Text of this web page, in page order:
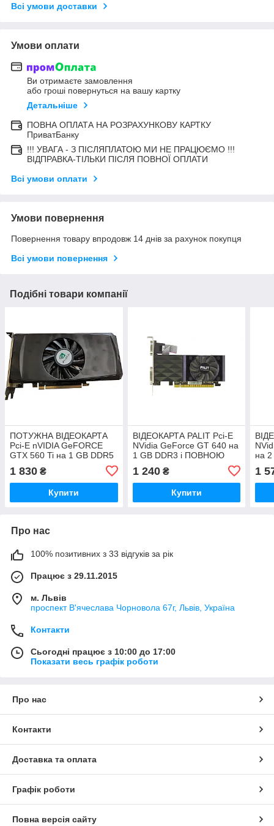
Всі умови доставки
Умови оплати
Ви отримаєте замовлення
або гроші повернуться на вашу картку
Детальніше
ПОВНА ОПЛАТА НА РОЗРАХУНКОВУ КАРТКУ
ПриватБанку
!!! УВАГА - З ПІСЛЯПЛАТОЮ МИ НЕ ПРАЦЮЄМО !!!
ВІДПРАВКА-ТІЛЬКИ ПІСЛЯ ПОВНОЇ ОПЛАТИ
Всі умови оплати
Умови повернення
Повернення товару впродовж 14 днів за рахунок покупця
Всі умови повернення
Подібні товари компанії
ПОТУЖНА ВІДЕОКАРТА
Pci-E nVIDIA GeFORCE
GTX 560 Ti на 1 GB DDR5
і ВИСОКОЮ БІТНІСТЮ —
256 BIT з ГАРАНТІЄЮ
1 830 ₴
Купити
ВІДЕОКАРТА PALIT Pci-E
NVidia GeForce GT 640 на
1 GB DDR3 і ПОВНОЮ
ГАРАНТІЄЮ
1 240₴
Купити
на
1
Про нас
100% позитивних з 33 відгуків за рік
Працює з 29.11.2015
м. Львів
проспект В'ячеслава Чорновола 67г, Львів, Україна
Контакти
Сьогодні працює з 10:00 до 17:00
Показати весь графік роботи
Про нас
Контакти
Доставка та оплата
Графік роботи
Повна версія сайту